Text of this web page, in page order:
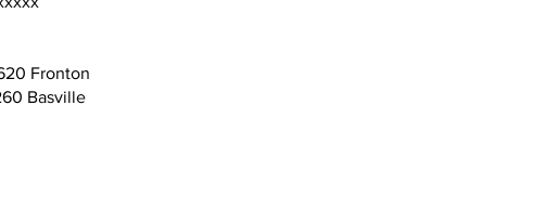
Fronton​
Basville